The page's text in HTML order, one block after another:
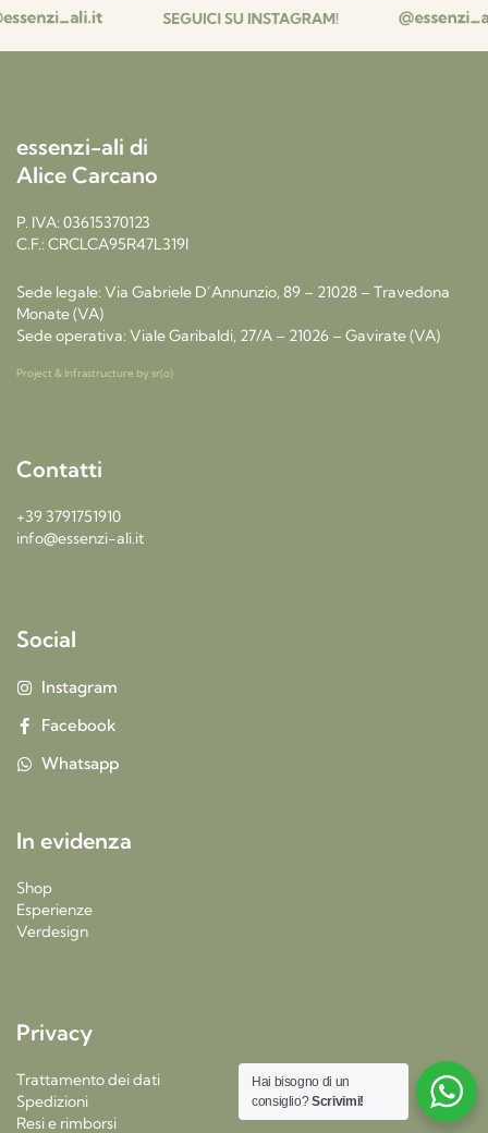
essenzi-ali di
Alice Carcano
P. IVA: 03615370123
C.F.: CRCLCA95R47L319I
Sede legale: Via Gabriele D’Annunzio, 89 – 21028 – Travedona
Monate (VA)
Sede operativa: Viale Garibaldi, 27/A – 21026 – Gavirate (VA)
Project & Infrastructure by sr(o)
Contatti
+39 3791751910
info@essenzi-ali.it
Social
Instagram
Facebook
Whatsapp
In evidenza
Shop
Esperienze
Verdesign
Privacy
Trattamento dei dati
Spedizioni
Resi e rimborsi
Hai bisogno di un
consiglio?Scrivimi!